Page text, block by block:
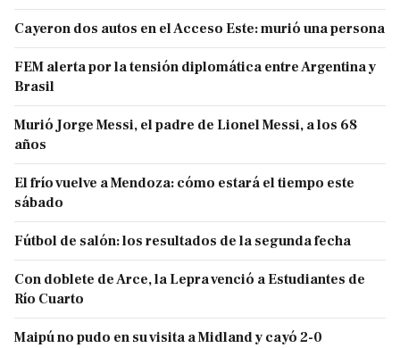
Cayeron dos autos en el Acceso Este: murió una persona
FEM alerta por la tensión diplomática entre Argentina y
Brasil
Murió Jorge Messi, el padre de Lionel Messi, a los 68
años
El frío vuelve a Mendoza: cómo estará el tiempo este
sábado
Fútbol de salón: los resultados de la segunda fecha
Con doblete de Arce, la Lepra venció a Estudiantes de
Río Cuarto
Maipú no pudo en su visita a Midland y cayó 2-0